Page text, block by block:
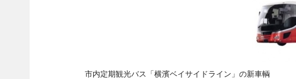
市内定期観光バス「横濱ベイサイドライン」の新車輌